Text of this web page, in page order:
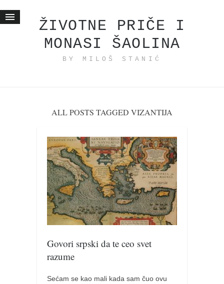
ŽIVOTNE PRIČE I
MONASI ŠAOLINA
BY MILOŠ STANIĆ
Životne priče
ishranom do zdravlja
momenti i mesta
bonus sadržaj
Svetlopis
zakonopravilo
duhovni otac
pravoslavlje
zabranjena istorija
ćirilica
porodične priče
ALL POSTS TAGGED VIZANTIJA
Govori srpski da te ceo svet
razume
Sećam se kao mali kada sam čuo ovu